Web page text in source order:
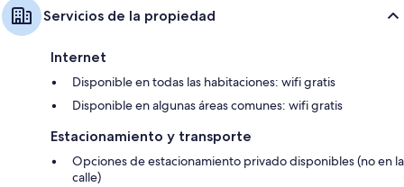
Servicios de la propiedad
Internet
Disponible en todas las habitaciones: wifi gratis
Disponible en algunas áreas comunes: wifi gratis
Estacionamiento y transporte
Opciones de estacionamiento privado disponibles (no en la
calle)